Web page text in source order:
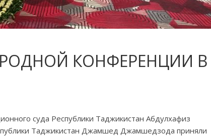
КОНФЕРЕНЦИИ В
суда Республики Таджикистан Абдулхафиз
Таджикистан Джамшед Джамшедзода приняли